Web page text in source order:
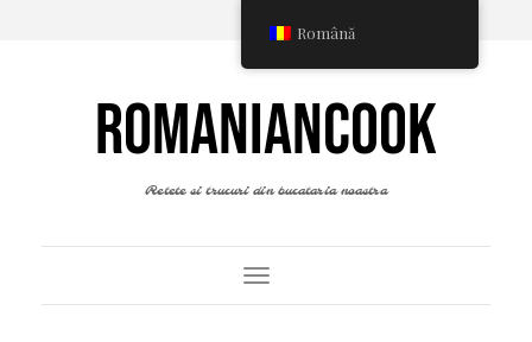
ROMANIANCOOK
Retete si trucuri din bucataria noastra
Toggle Navigation
Română